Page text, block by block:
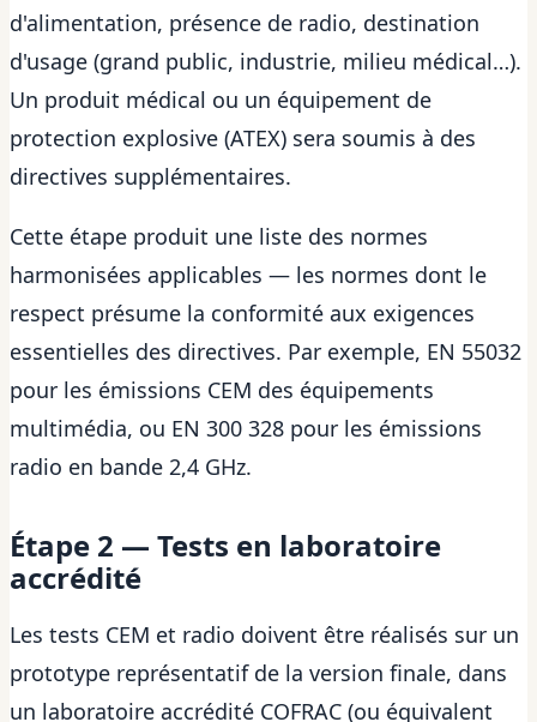
d'alimentation, présence de radio, destination
d'usage (grand public, industrie, milieu médical…).
Un produit médical ou un équipement de
protection explosive (ATEX) sera soumis à des
directives supplémentaires.
Cette étape produit une liste des normes
harmonisées applicables — les normes dont le
respect présume la conformité aux exigences
essentielles des directives. Par exemple, EN 55032
pour les émissions CEM des équipements
multimédia, ou EN 300 328 pour les émissions
radio en bande 2,4 GHz.
Étape 2 — Tests en laboratoire
accrédité
Les tests CEM et radio doivent être réalisés sur un
prototype représentatif de la version finale, dans
un laboratoire accrédité COFRAC (ou équivalent